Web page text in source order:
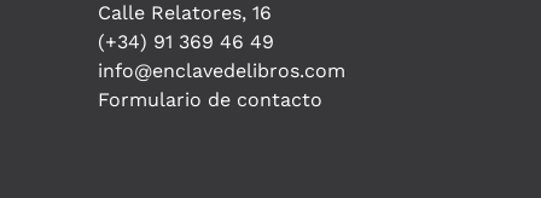
Calle Relatores, 16
(+34) 91 369 46 49
info@enclavedelibros.com
Formulario de contacto